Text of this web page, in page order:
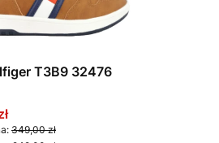
T3B9 32476
349,00 zł